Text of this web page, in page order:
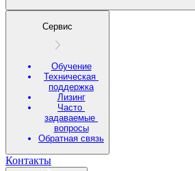
Сервис
Обучение
Техническая
поддержка
Лизинг
Часто
задаваемые
вопросы
Обратная связь
Контакты